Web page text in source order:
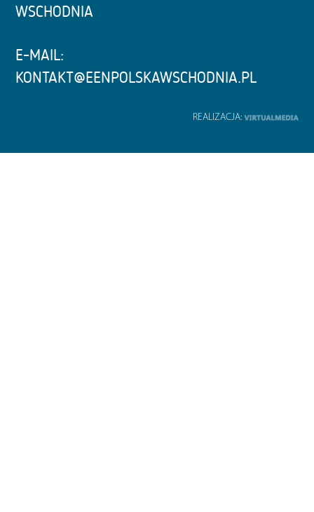
WSCHODNIA
E-MAIL:
KONTAKT@EENPOLSKAWSCHODNIA.PL
REALIZACJA: